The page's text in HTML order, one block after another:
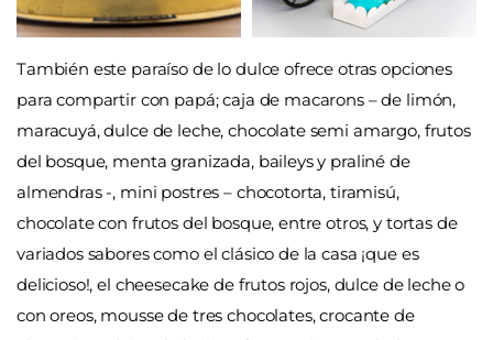
También este paraíso de lo dulce ofrece otras opciones
para compartir con papá; caja de macarons – de limón,
maracuyá, dulce de leche, chocolate semi amargo, frutos
del bosque, menta granizada, baileys y praliné de
almendras -, mini postres – chocotorta, tiramisú,
chocolate con frutos del bosque, entre otros, y tortas de
variados sabores como el clásico de la casa ¡que es
delicioso!, el cheesecake de frutos rojos, dulce de leche o
con oreos, mousse de tres chocolates, crocante de